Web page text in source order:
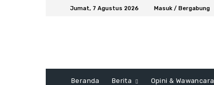
Jumat, 7 Agustus 2026 Masuk / Bergabung
Beranda Berita Opini & Wawancara